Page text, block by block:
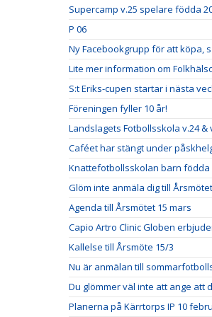
Supercamp v.25 spelare födda
P 06
Ny Facebookgrupp för att köpa,
Lite mer information om
S:t Eriks-cupen startar i nästa
Föreningen fyller 10 år!
Landslagets Fotbollsskola v.24
Caféet har stängt under
Knattefotbollsskolan barn födda
Glöm inte anmäla dig till
Agenda till Årsmötet 15 mars
Capio Artro Clinic Globen
Kallelse till Årsmöte 15/3
Nu är anmälan till
Du glömmer väl inte att ange att
Planerna på Kärrtorps IP 10